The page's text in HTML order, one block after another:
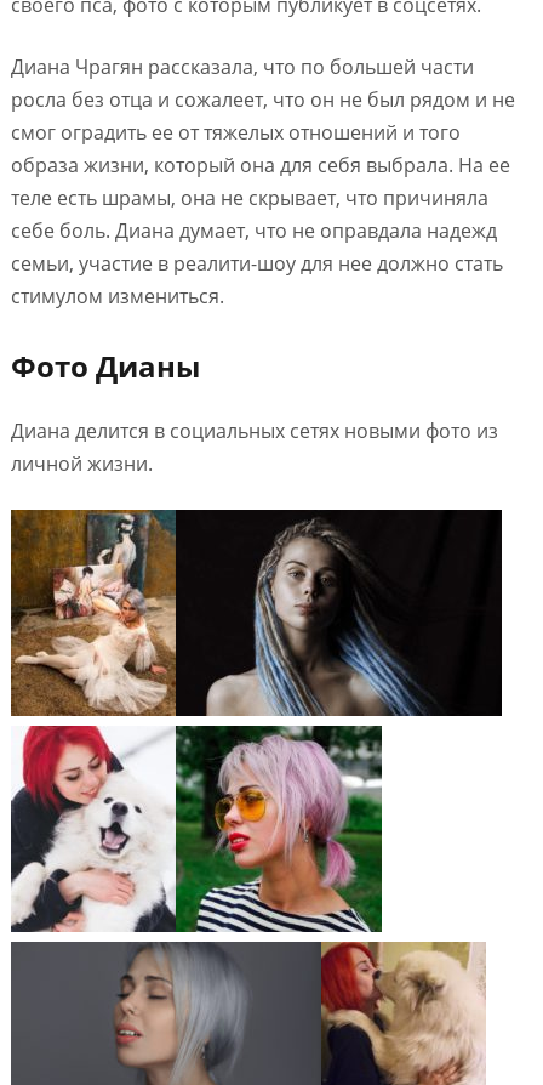
Диана Чрагян рассказала, что по большей части
росла без отца и сожалеет, что он не был рядом и не
смог оградить ее от тяжелых отношений и того
образа жизни, который она для себя выбрала. На ее
теле есть шрамы, она не скрывает, что причиняла
себе боль. Диана думает, что не оправдала надежд
семьи, участие в реалити-шоу для нее должно стать
стимулом измениться.
Фото Дианы
Диана делится в социальных сетях новыми фото из
личной жизни.